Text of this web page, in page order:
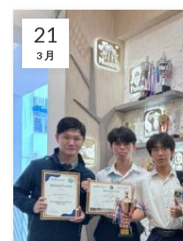
21
3 月